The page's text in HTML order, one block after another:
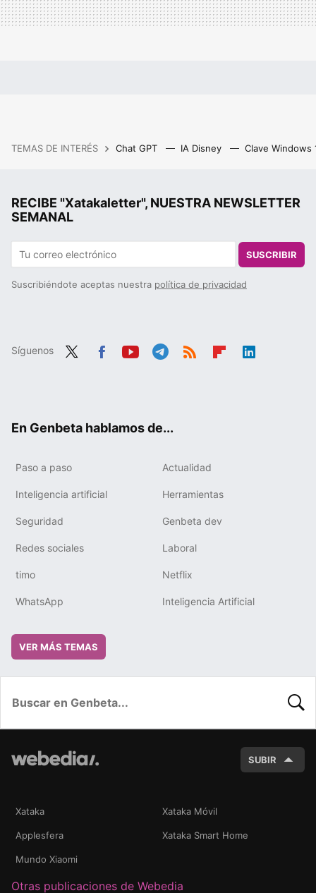
TEMAS DE INTERÉS Chat GPT IA Disney Clave Windows
RECIBE "Xatakaletter", NUESTRA NEWSLETTER
SEMANAL
SUSCRIBIR
Suscribiéndote aceptas nuestra política de privacidad
Síguenos
En Genbeta hablamos de...
Paso a paso Actualidad
Inteligencia artificial Herramientas
Seguridad Genbeta dev
Redes sociales Laboral
timo Netflix
WhatsApp Inteligencia Artificial
VER MÁS TEMAS
SUBIR
Xataka Xataka Móvil
Applesfera Xataka Smart Home
Mundo Xiaomi
Otras publicaciones de Webedia